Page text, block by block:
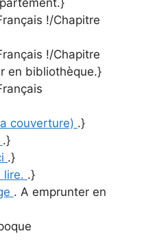
!/Chapitre
!/Chapitre
en bibliothèque.}
couverture) .}
.}
.}
lire. .}
. A emprunter en